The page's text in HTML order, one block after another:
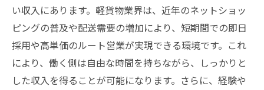
い収入にあります。軽貨物業界は、近年のネットショッ
ピングの普及や配送需要の増加により、短期間での即日
採用や高単価のルート営業が実現できる環境です。これ
により、働く側は自由な時間を持ちながら、しっかりと
した収入を得ることが可能になります。さらに、経験や